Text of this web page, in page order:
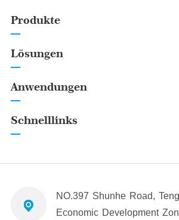
Produkte
Lösungen
Anwendungen
Schnelllinks
NO.397 Shunhe Road,
Economic Development